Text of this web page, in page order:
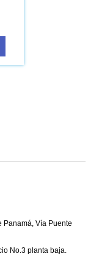
Panamá, Vía Puente
No.3 planta baja.